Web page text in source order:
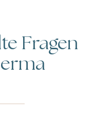
Fragen